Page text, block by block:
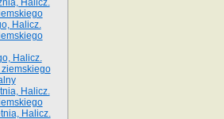
Halicz.
Halicz.
Halicz.
ziemskiego
Halicz.
Halicz.